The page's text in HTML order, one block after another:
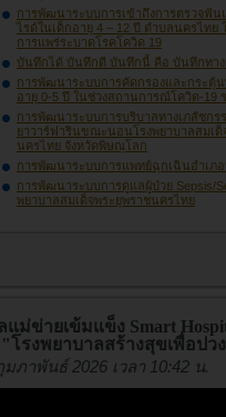
การพัฒนาระบบการเข้าถึงการตรวจฟั
ไรด์ในเด็กอายุ 4 – 12 ปี ตำบลนครไท
การแพร่ระบาดโรคโควิด 19
บันทึกได้ บันทึกดี บันทึกนี้ คือ บันทึกทาง
การพัฒนาระบบการคัดกรองและกระตุ้
อายุ 0-5 ปี ในช่วงสถานการณ์โควิด-19
การพัฒนาระบบการบริบาลทางเภสัชกร
ยาวาร์ฟารินขณะนอนโรงพยาบาลสมเด็
นครไทย จังหวัดพิษณุโลก
การพัฒนาระบบการแพทย์ฉุกเฉินอำเภ
การพัฒนาระบบการดูแลผู้ป่วย Sepsis/
พยาบาลสมเด็จพระยุพราชนครไทย
แม่ข่ายเข้มแข็ง Smart
โรงพยาบาลสร้างสุขเพื่อปว
ภาพันธ์ 2026 เวลา 10:42 น.